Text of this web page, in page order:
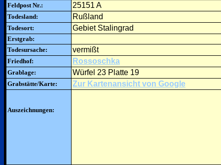
Feldpost Nr.:
25151 A
Todesland: Rußland
Todesort: Gebiet Stalingrad
Erstgrab:
Todesursache:
vermißt
Friedhof: Rossoschka
Grablage: Würfel 23 Platte 19
Grabstätte/Karte: Zur Kartenansicht von Google
Auszeichnungen: